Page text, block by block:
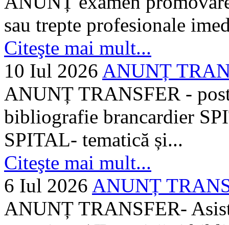
sau trepte profesionale
Citeşte mai mult...
10 Iul 2026 ANUNȚ
ANUNȚ TRANSFER -
bibliografie brancardier
SPITAL- tematică și...
Citeşte mai mult...
6 Iul 2026 ANUNȚ
ANUNȚ TRANSFER-